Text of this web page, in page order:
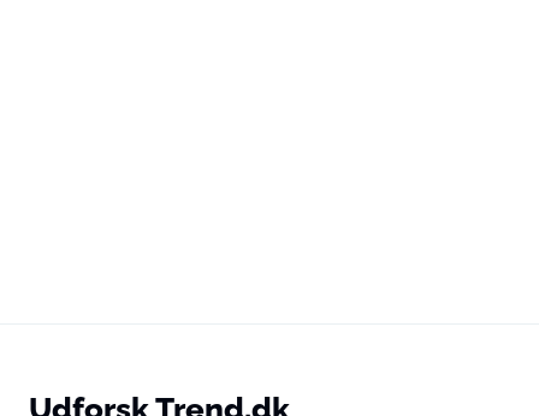
Udforsk Trend.dk